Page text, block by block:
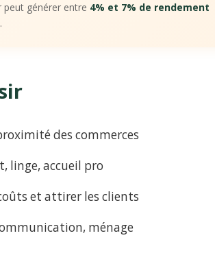
peut générer entre 4% et 7% de rendement
des commerces
linge, accueil pro
et attirer les clients
ménage